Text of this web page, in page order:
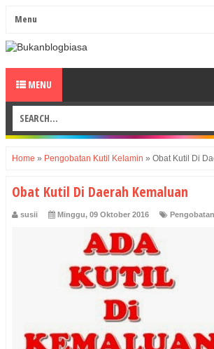
MENU
Home » Pengobatan Kutil Kelamin » Obat Kutil Di
Obat Kutil Di Daerah Kemaluan
susii Minggu, 09 Oktober 2016